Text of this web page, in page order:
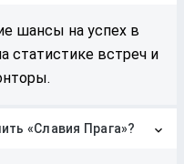
шансы на успех в
статистике встреч и
«Славия Прага»?